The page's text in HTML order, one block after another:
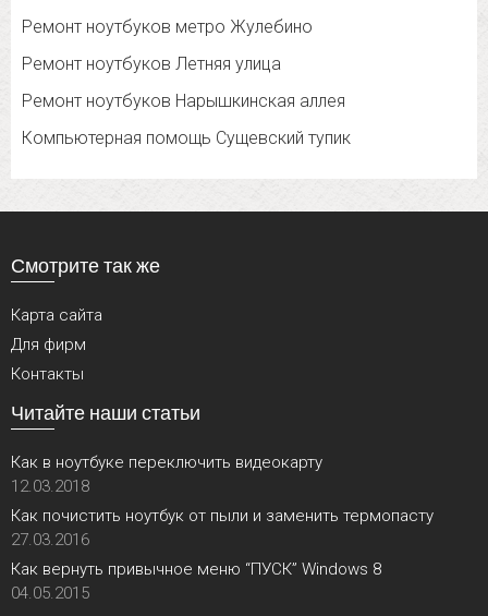
Ремонт ноутбуков метро Жулебино
Ремонт ноутбуков Летняя улица
Ремонт ноутбуков Нарышкинская аллея
Компьютерная помощь Сущевский тупик
Смотрите так же
Карта сайта
Для фирм
Контакты
Читайте наши статьи
Как в ноутбуке переключить видеокарту
12.03.2018
Как почистить ноутбук от пыли и заменить термопасту
27.03.2016
Как вернуть привычное меню “ПУСК” Windows 8
04.05.2015